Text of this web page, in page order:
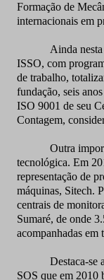
Formação de
internacionais em
Ainda
ISSO, com
de trabalho,
fundação, seis
ISO 9001 de seu
Contagem,
Outra
tecnológica. Em
representação de
máquinas, Sitech.
centrais de
Sumaré, de onde
acompanhadas em
Destaca-se
SOS que em 2010